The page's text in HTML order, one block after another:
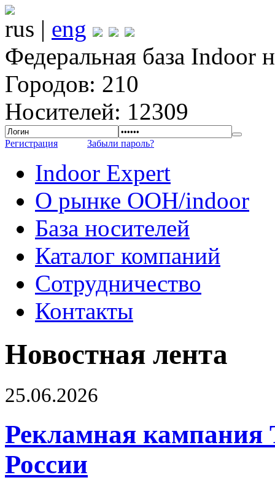
rus | eng
Федеральная база Indoor
Городов: 210
Носителей: 12309
Регистрация Забыли пароль?
Indoor Expert
О рынке OOH/indoor
База носителей
Каталог компаний
Сотрудничество
Контакты
Новостная лента
25.06.2026
Рекламная кампания
России